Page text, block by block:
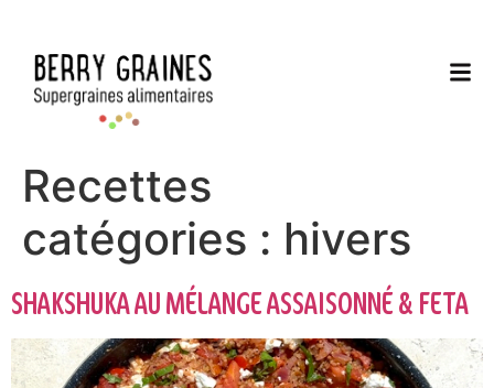
Recettes
catégories : hivers
SHAKSHUKA AU MÉLANGE ASSAISONNÉ & FETA